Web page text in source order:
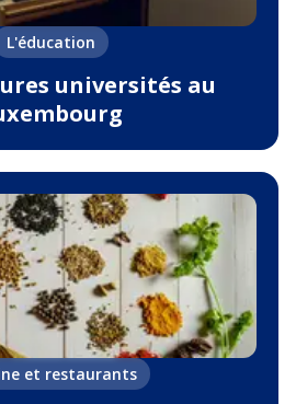
L'éducation
universités au
et restaurants